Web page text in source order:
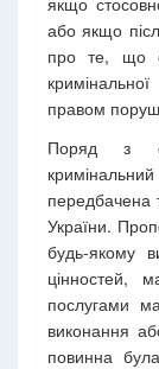
або якщо
про те, що
правом
Поряд з
передбачена
України.
будь-якому
цінностей,
послугами
виконання
повинна